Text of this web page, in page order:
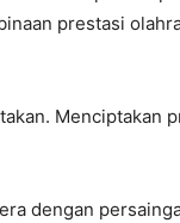
prestasi
Menciptakan
dengan